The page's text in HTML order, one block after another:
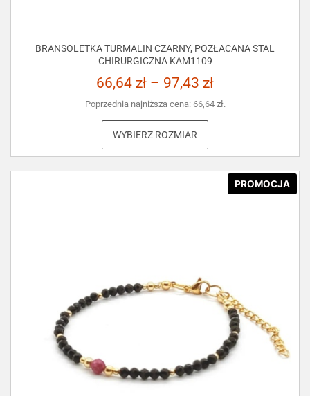
BRANSOLETKA TURMALIN CZARNY, POZŁACANA STAL
CHIRURGICZNA KAM1109
66,64 zł – 97,43 zł
Poprzednia najniższa cena: 66,64 zł.
WYBIERZ ROZMIAR
PROMOCJA